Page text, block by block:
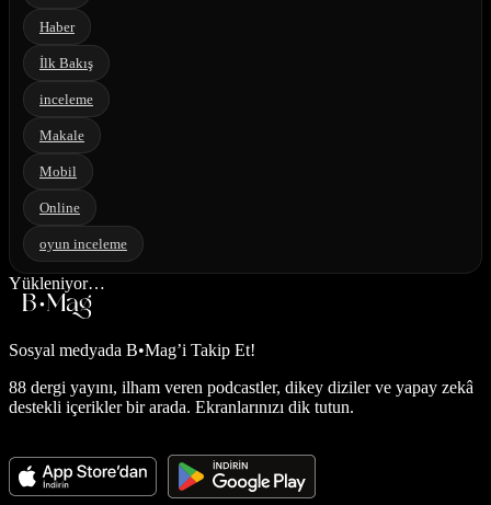
Haber
İlk Bakış
inceleme
Makale
Mobil
Online
oyun inceleme
Yükleniyor…
Sosyal medyada B•Mag’i Takip Et!
88 dergi yayını, ilham veren podcastler, dikey diziler ve yapay zekâ
destekli içerikler bir arada. Ekranlarınızı dik tutun.